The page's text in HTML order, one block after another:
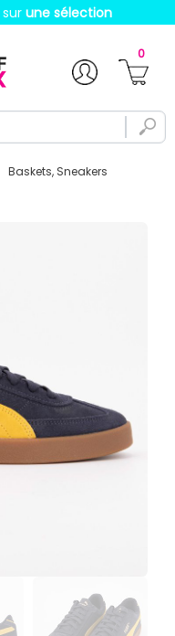
sur une sélection
0
Baskets, Sneakers